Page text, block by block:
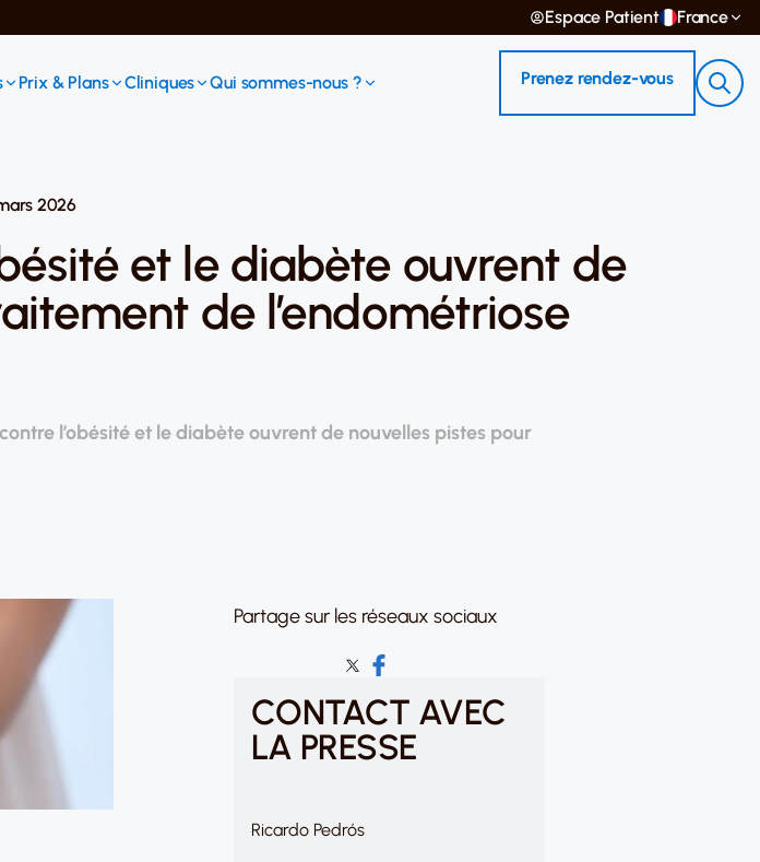
Espace Patient France
Prix & Plans Cliniques Qui sommes-nous ? Prenez rendez-vous
2026
et le diabète ouvrent de
de l’endométriose
l’obésité et le diabète ouvrent de nouvelles pistes pour
Partage sur les réseaux sociaux
CONTACT AVEC
LA PRESSE
Ricardo Pedrós